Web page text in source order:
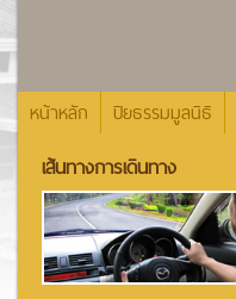
หน้าหลัก ปิยธรรมมูลนิธิ
เส้นทางการเดินทาง